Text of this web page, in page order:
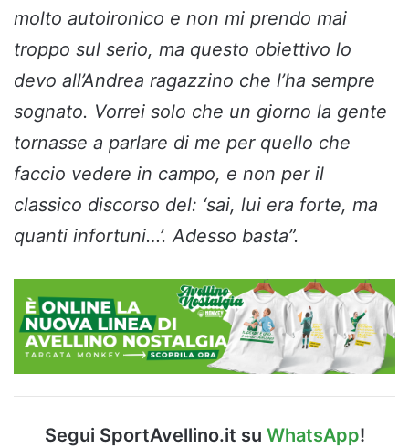
molto autoironico e non mi prendo mai
troppo sul serio, ma questo obiettivo lo
devo all’Andrea ragazzino che l’ha sempre
sognato. Vorrei solo che un giorno la gente
tornasse a parlare di me per quello che
faccio vedere in campo, e non per il
classico discorso del: ‘sai, lui era forte, ma
quanti infortuni…’. Adesso basta”.
Segui SportAvellino.it su WhatsApp!